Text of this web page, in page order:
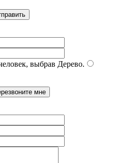
выбрав Дерево.